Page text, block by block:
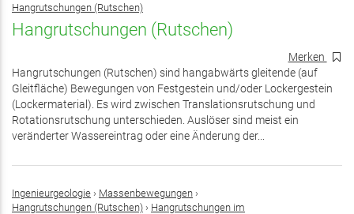
Hangrutschungen (Rutschen)
Hangrutschungen (Rutschen)
Merken
Hangrutschungen (Rutschen) sind hangabwärts gleitende (auf
Gleitfläche) Bewegungen von Festgestein und/oder Lockergestein
(Lockermaterial). Es wird zwischen Translationsrutschung und
Rotationsrutschung unterschieden. Auslöser sind meist ein
veränderter Wassereintrag oder eine Änderung der...
Ingenieurgeologie › Massenbewegungen ›
Hangrutschungen (Rutschen) › Hangrutschungen im